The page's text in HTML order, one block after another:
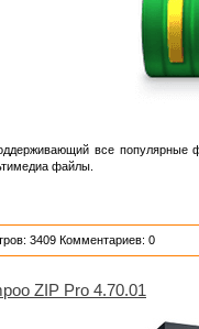
все популярные
файлы.
3409 Комментариев: 0
ZIP Pro 4.70.01